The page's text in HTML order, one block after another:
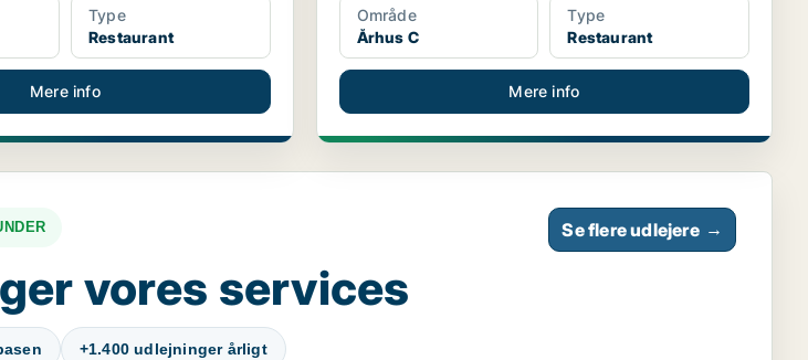
Type
Restaurant
Mere info
Område
Århus C
Type
Restaurant
Mere info
vores services
+1.400 udlejninger årligt
Se flere udlejere →